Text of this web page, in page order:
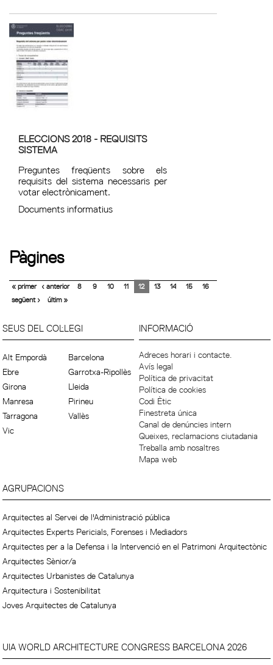
ELECCIONS 2018 - REQUISITS
SISTEMA
Preguntes freqüents sobre els
requisits del sistema necessaris per
votar electrònicament.
Documents informatius
Pàgines
« primer ‹ anterior 8 9 10 11 12 13 14 15
16
següent ›
últim »
SEUS DEL COL·LEGI
Alt Empordà
Barcelona
Ebre
Garrotxa-Ripollès
Girona
Lleida
Manresa
Pirineu
Tarragona
Vallès
Vic
INFORMACIÓ
Adreces horari i contacte.
Avís legal
Política de privacitat
Política de cookies
Codi Ètic
Finestreta única
Canal de denúncies intern
Queixes, reclamacions ciutadania
Treballa amb nosaltres
Mapa web
AGRUPACIONS
Arquitectes al Servei de l'Administració pública
Arquitectes Experts Pericials, Forenses i Mediadors
Arquitectes per a la Defensa i la Intervenció en el Patrimoni Arquitectònic
Arquitectes Sènior/a
Arquitectes Urbanistes de Catalunya
Arquitectura i Sostenibilitat
Joves Arquitectes de Catalunya
UIA WORLD ARCHITECTURE CONGRESS BARCELONA 2026